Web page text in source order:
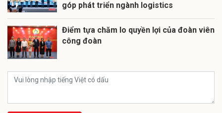
góp phát triển ngành logistics
Điểm tựa chăm lo quyền lợi của đoàn viên
công đoàn